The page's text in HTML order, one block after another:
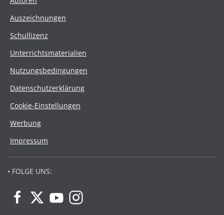
Auszeichnungen
Schullizenz
Unterrichtsmaterialien
Nutzungsbedingungen
Datenschutzerklärung
Cookie-Einstellungen
Werbung
Impressum
• FOLGE UNS: